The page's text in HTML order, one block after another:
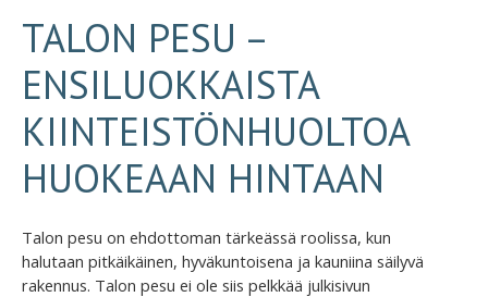
TALON PESU –
ENSILUOKKAISTA
KIINTEISTÖNHUOLTOA
HUOKEAAN HINTAAN
Talon pesu on ehdottoman tärkeässä roolissa, kun
halutaan pitkäikäinen, hyväkuntoisena ja kauniina säilyvä
rakennus. Talon pesu ei ole siis pelkkää julkisivun